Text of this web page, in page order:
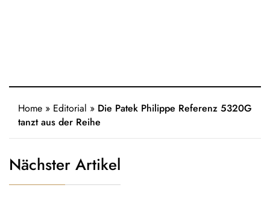
Home » Editorial » Die Patek Philippe Referenz 5320G
tanzt aus der Reihe
Nächster Artikel